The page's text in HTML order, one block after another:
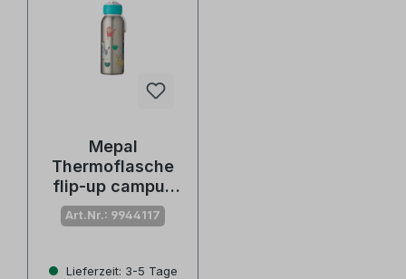
Mepal
Thermoflasche
flip-up campus
animal friends,
350 ml
Art.Nr.: 9944117
Lieferzeit: 3-5 Tage